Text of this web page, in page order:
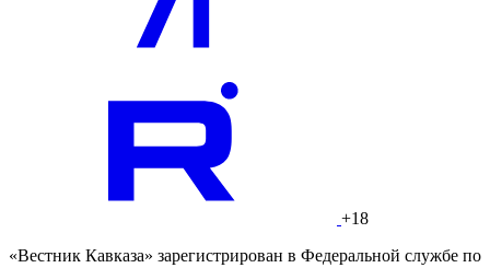
+18
«Вестник Кавказа» зарегистрирован в Федеральной службе по